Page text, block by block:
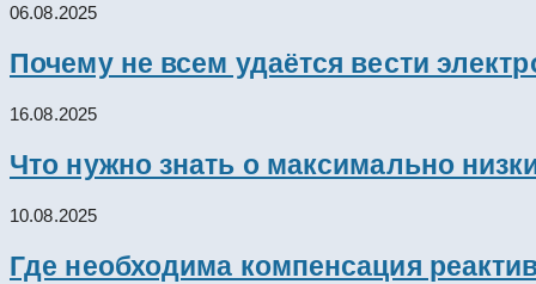
06.08.2025
Почему не всем удаётся вести
16.08.2025
Что нужно знать о максимально
10.08.2025
Где необходима компенсация